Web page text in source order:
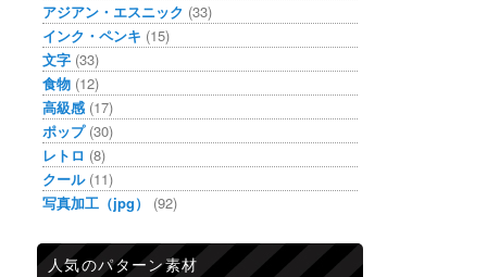
アジアン・エスニック (33)
インク・ペンキ (15)
文字 (33)
食物 (12)
高級感 (17)
ポップ(30)
レトロ (8)
クール(11)
写真加工（jpg）
(92)
人気のパターン素材